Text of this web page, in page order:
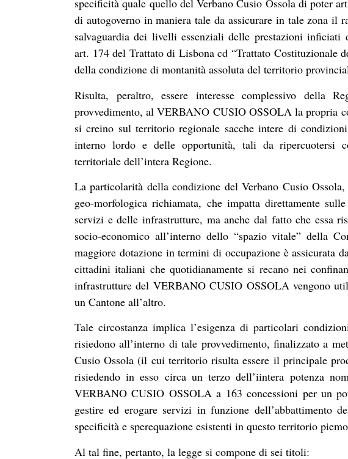
specificità quale quello del Verbano Cusio Ossola di poter
di autogoverno in maniera tale da assicurare in tale zona
salvaguardia dei livelli essenziali delle prestazioni inficiati
art. 174 del Trattato di Lisbona cd “Trattato Costituzionale
della condizione di montanità assoluta del territorio
Risulta, peraltro, essere interesse complessivo della
provvedimento, al VERBANO CUSIO OSSOLA la propria
si creino sul territorio regionale sacche intere di
interno lordo e delle opportunità, tali da ripercuotersi
territoriale dell’intera Regione.
La particolarità della condizione del Verbano Cusio
geo-morfologica richiamata, che impatta direttamente
servizi e delle infrastrutture, ma anche dal fatto che essa
socio-economico all’interno dello “spazio vitale” della
maggiore dotazione in termini di occupazione è assicurata
cittadini italiani che quotidianamente si recano nei
infrastrutture del VERBANO CUSIO OSSOLA vengono
un Cantone all’altro.
Tale circostanza implica l’esigenza di particolari
risiedono all’interno di tale provvedimento, finalizzato a
Cusio Ossola (il cui territorio risulta essere il principale
risiedendo in esso circa un terzo dell’iintera potenza
VERBANO CUSIO OSSOLA a 163 concessioni per un
gestire ed erogare servizi in funzione dell’abbattimento
specificità e sperequazione esistenti in questo territorio
Al tal fine, pertanto, la legge si compone di sei titoli: